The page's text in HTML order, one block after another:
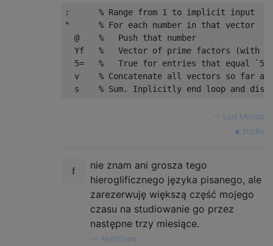
:      % Range from 1 to implicit input
"      % For each number in that vector
  @    %   Push that number
Yf   %   Vector of prime factors (with
5=   %   True for entries that equal
v    % Concatenate all vectors so far as
Luis Mendo
źródło
nie znam ani grosza tego
hieroglificznego języka pisanego, ale
zarezerwuję większą część mojego
czasu na studiowanie go przez
następne trzy miesiące.
Abr001am